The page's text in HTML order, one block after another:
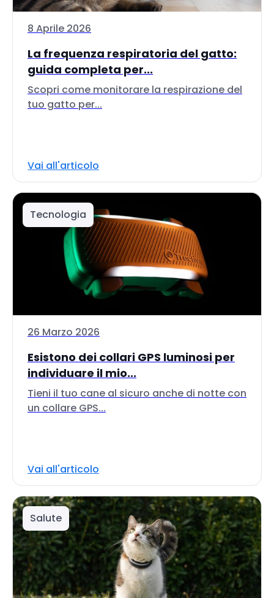
8 Aprile 2026
La frequenza respiratoria del gatto:
guida completa per...
Scopri come monitorare la respirazione del
tuo gatto per...
Vai all'articolo
Tecnologia
26 Marzo 2026
Esistono dei collari GPS luminosi per
individuare il mio...
Tieni il tuo cane al sicuro anche di notte con
un collare GPS...
Vai all'articolo
Salute